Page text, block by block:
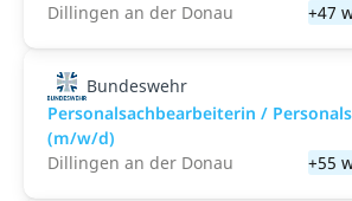
Dillingen an der Donau
+47
Bundeswehr
Personalsachbearbeiterin /
(m/w/d)
Dillingen an der Donau
+55